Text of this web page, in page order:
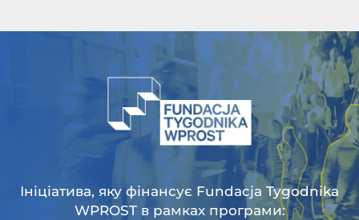
Ініціатива, яку фінансує Fundacja Tygodnika
WPROST в рамках програми: